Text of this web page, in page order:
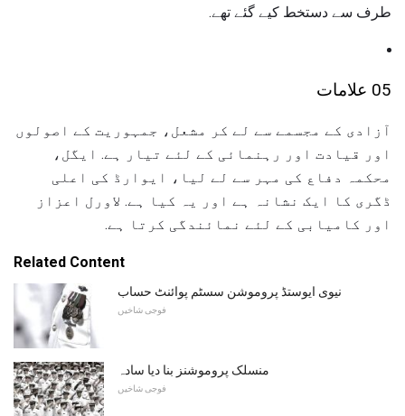
طرف سے دستخط کیے گئے تھے.
05 علامات
آزادی کے مجسمے سے لے کر مشعل، جمہوریت کے اصولوں
اور قیادت اور رہنمائی کے لئے تیار ہے. ایگل،
محکمہ دفاع کی مہر سے لے لیا، ایوارڈ کی اعلی
ڈگری کا ایک نشانہ ہے اور یہ کیا ہے. لاورل اعزاز
اور کامیابی کے لئے نمائندگی کرتا ہے.
Related Content
نیوی ایوستڈ پروموشن سسٹم پوائنٹ حساب
فوجی شاخیں
منسلک پروموشنز بنا دیا سادہ
فوجی شاخیں